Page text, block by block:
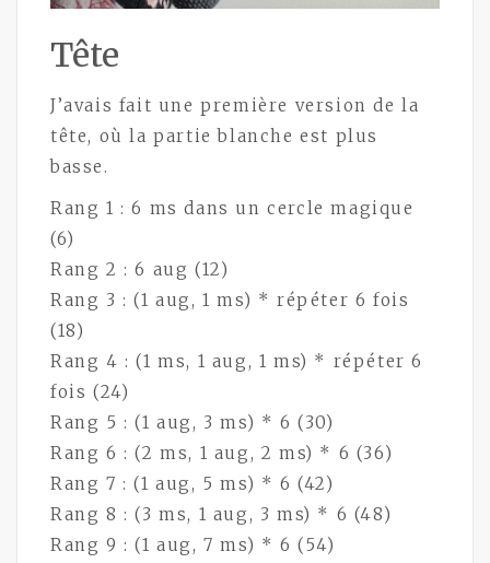
Tête
J’avais fait une première version de la
tête, où la partie blanche est plus
basse.
Rang 1 : 6 ms dans un cercle magique
(6)
Rang 2 : 6 aug (12)
Rang 3 : (1 aug, 1 ms) * répéter 6 fois
(18)
Rang 4 : (1 ms, 1 aug, 1 ms) * répéter 6
fois (24)
Rang 5 : (1 aug, 3 ms) * 6 (30)
Rang 6 : (2 ms, 1 aug, 2 ms) * 6 (36)
Rang 7 : (1 aug, 5 ms) * 6 (42)
Rang 8 : (3 ms, 1 aug, 3 ms) * 6 (48)
Rang 9 : (1 aug, 7 ms) * 6 (54)